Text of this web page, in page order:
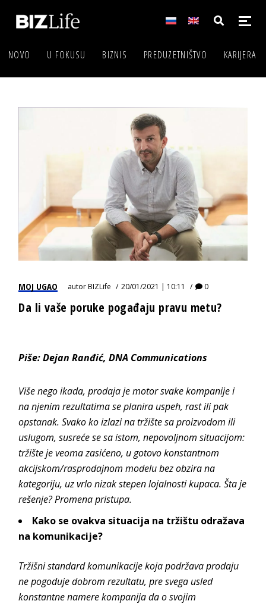
NOVO U FOKUSU BIZNIS PREDUZETNIŠTVO KARIJERA
MOJ UGAO autorBIZLife 20/01/2021 | 10:11 0
Da li vaše poruke pogađaju pravu metu?
Piše: Dejan Ranđić, DNA Communications
Više nego ikada, prodaja je motor svake kompanije i
na njenim rezultatima se planira uspeh, rast ili pak
opstanak. Svako ko izlazi na tržište sa proizvodom ili
uslugom, susreće se sa istom, nepovoljnom situacijom:
tržište je veoma zasićeno, u gotovo konstantnom
akcijskom/rasprodajnom modelu bez obzira na
kategoriju, uz vrlo nizak stepen lojalnosti kupaca. Šta je
rešenje? Promena pristupa.
Kako se ovakva situacija na tržištu odražava
na komunikacije?
Tržišni standard komunikacije koja podržava prodaju
ne pogoduje dobrom rezultatu, pre svega usled
konstantne namere kompanija da o svojim